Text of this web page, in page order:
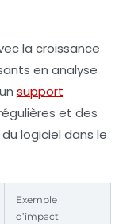
la croissance
en analyse
support
et des
logiciel dans le
Exemple
d’impact